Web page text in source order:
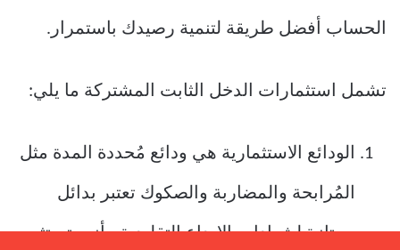
الحساب أفضل طريقة لتنمية رصيدك باستمرار.
تشمل استثمارات الدخل الثابت المشتركة ما يلي:
الودائع الاستثمارية هي ودائع مُحددة المدة مثل
المُرابحة والمضاربة والصكوك تعتبر بدائل
ممتازة لشهادات الإيداع التقليدية،. أنت تستثمر